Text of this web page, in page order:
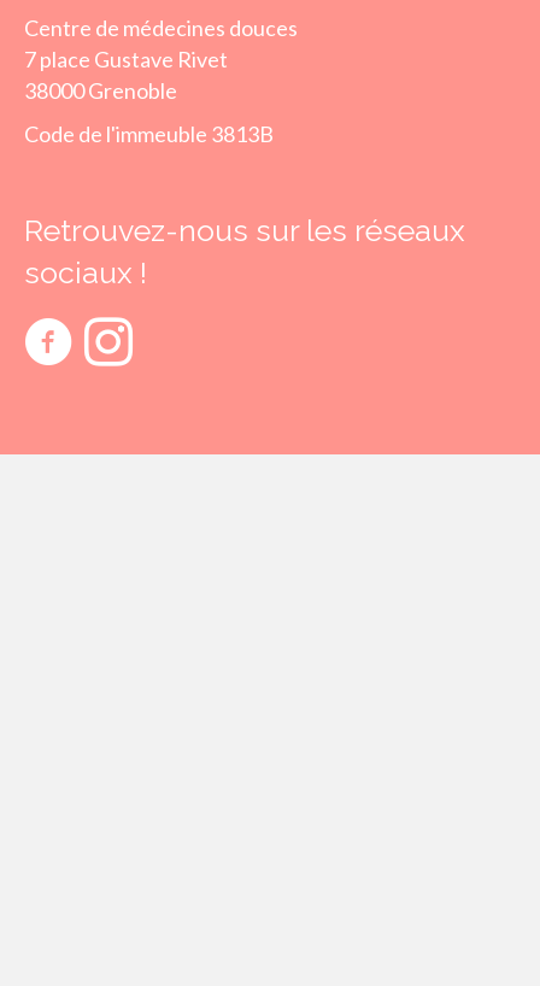
Centre de médecines douces
7 place Gustave Rivet
38000 Grenoble
Code de l'immeuble 3813B
Retrouvez-nous sur les réseaux
sociaux !